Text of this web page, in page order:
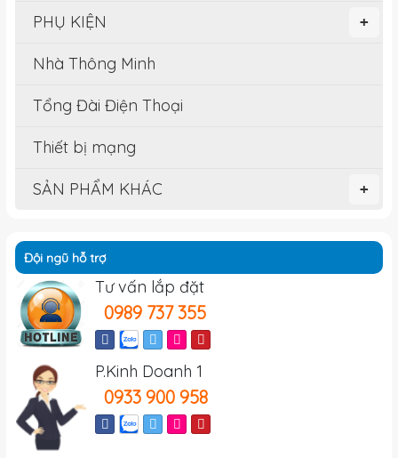
+
PHỤ KIỆN
Nhà Thông Minh
Tổng Đài Điện Thoại
Thiết bị mạng
+
SẢN PHẨM KHÁC
Đội ngũ hỗ trợ
Tư vấn lắp đặt
0989 737 355
P.Kinh Doanh 1
0933 900 958